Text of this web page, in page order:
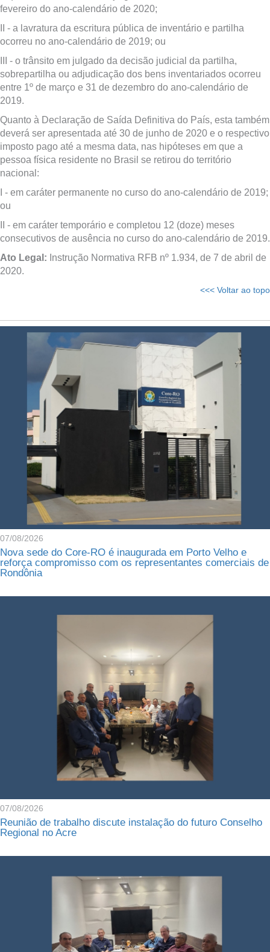
fevereiro do ano-calendário de 2020;
II - a lavratura da escritura pública de inventário e partilha
ocorreu no ano-calendário de 2019; ou
III - o trânsito em julgado da decisão judicial da partilha,
sobrepartilha ou adjudicação dos bens inventariados ocorreu
entre 1º de março e 31 de dezembro do ano-calendário de
2019.
Quanto à Declaração de Saída Definitiva do País, esta também
deverá ser apresentada até 30 de junho de 2020 e o respectivo
imposto pago até a mesma data, nas hipóteses em que a
pessoa física residente no Brasil se retirou do território
nacional:
I - em caráter permanente no curso do ano-calendário de 2019;
ou
II - em caráter temporário e completou 12 (doze) meses
consecutivos de ausência no curso do ano-calendário de 2019.
Ato Legal: Instrução Normativa RFB nº 1.934, de 7 de abril de
2020.
<<< Voltar ao topo
07/08/2026
Nova sede do Core-RO é inaugurada em Porto Velho e
reforça compromisso com os representantes comerciais de
Rondônia
07/08/2026
Reunião de trabalho discute instalação do futuro Conselho
Regional no Acre